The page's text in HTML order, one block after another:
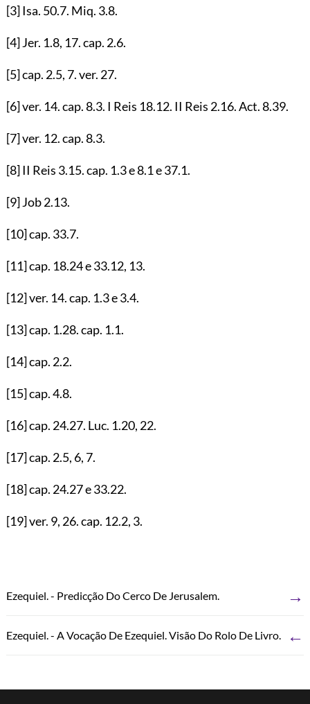
[3]Isa. 50.7. Miq. 3.8.
[4]Jer. 1.8, 17. cap. 2.6.
[5]cap. 2.5, 7. ver. 27.
[6]ver. 14. cap.8.3. I Reis 18.12. II Reis 2.16. Act.8.39.
[7]ver. 12. cap.8.3.
[8]II Reis 3.15. cap. 1.3e8.1e37.1.
[9]Job2.13.
[10]cap. 33.7.
[11]cap. 18.24e33.12, 13.
[12]ver. 14. cap. 1.3e3.4.
[13]cap. 1.28. cap. 1.1.
[14]cap. 2.2.
[15]cap.4.8.
[16]cap. 24.27. Luc. 1.20, 22.
[17]cap. 2.5, 6, 7.
[18]cap. 24.27e33.22.
[19]ver. 9, 26. cap. 12.2, 3.
Ezequiel. - Predicção Do Cerco De Jerusalem. →
Ezequiel. - A Vocação De Ezequiel. Visão Do Rolo De Livro. ←